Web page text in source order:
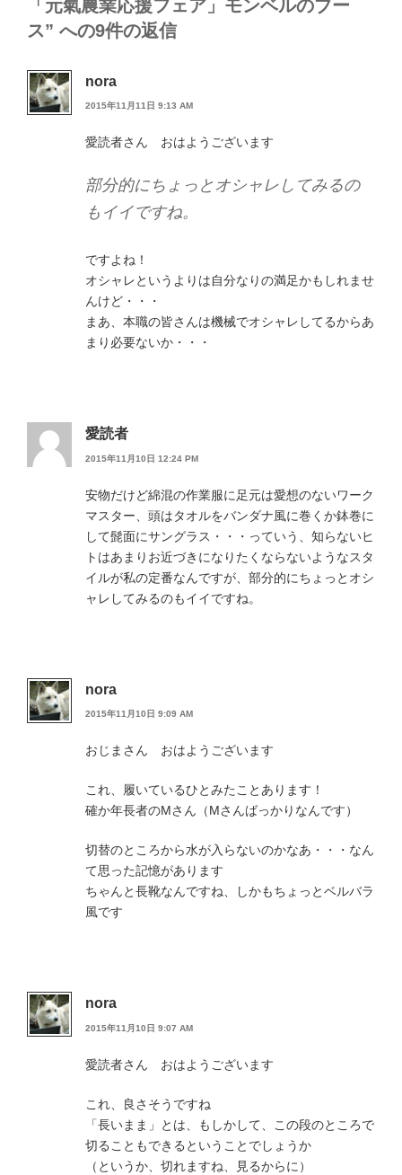
「元氣農業応援フェア」モンベルのブー
ス” への9件の返信
nora
2015年11月11日 9:13 AM
愛読者さん おはようございます
部分的にちょっとオシャレしてみるの
もイイですね。
ですよね！
オシャレというよりは自分なりの満足かもしれませ
んけど・・・
まあ、本職の皆さんは機械でオシャレしてるからあ
まり必要ないか・・・
愛読者
2015年11月10日 12:24 PM
安物だけど綿混の作業服に足元は愛想のないワーク
マスター、頭はタオルをバンダナ風に巻くか鉢巻に
して髭面にサングラス・・・っていう、知らないヒ
トはあまりお近づきになりたくならないようなスタ
イルが私の定番なんですが、部分的にちょっとオシ
ャレしてみるのもイイですね。
nora
2015年11月10日 9:09 AM
おじまさん おはようございます
これ、履いているひとみたことあります！
確か年長者のMさん（Mさんばっかりなんです）
切替のところから水が入らないのかなあ・・・なん
て思った記憶があります
ちゃんと長靴なんですね、しかもちょっとベルバラ
風です
nora
2015年11月10日 9:07 AM
愛読者さん おはようございます
これ、良さそうですね
「長いまま」とは、もしかして、この段のところで
切ることもできるということでしょうか
（というか、切れますね、見るからに）